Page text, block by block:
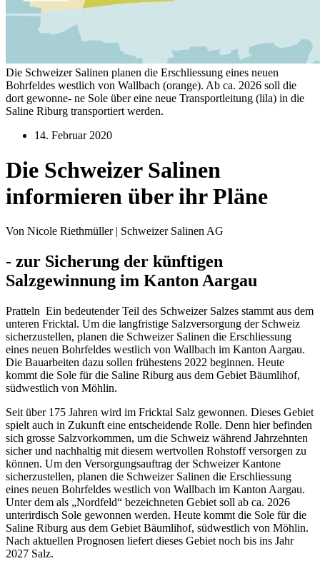
Die Schweizer Salinen planen die Erschliessung eines neuen
Bohrfeldes westlich von Wallbach (orange). Ab ca. 2026 soll die
dort gewonne- ne Sole über eine neue Transportleitung (lila) in die
Saline Riburg transportiert werden.
14. Februar 2020
Die Schweizer Salinen
informieren über ihr Pläne
Von Nicole Riethmüller | Schweizer Salinen AG
- zur Sicherung der künftigen
Salzgewinnung im Kanton Aargau
Pratteln Ein bedeutender Teil des Schweizer Salzes stammt aus dem
unteren Fricktal. Um die langfristige Salzversorgung der Schweiz
sicherzustellen, planen die Schweizer Salinen die Erschliessung
eines neuen Bohrfeldes westlich von Wallbach im Kanton Aargau.
Die Bauarbeiten dazu sollen frühestens 2022 beginnen. Heute
kommt die Sole für die Saline Riburg aus dem Gebiet Bäumlihof,
südwestlich von Möhlin.
Seit über 175 Jahren wird im Fricktal Salz gewonnen. Dieses Gebiet
spielt auch in Zukunft eine entscheidende Rolle. Denn hier befinden
sich grosse Salzvorkommen, um die Schweiz während Jahrzehnten
sicher und nachhaltig mit diesem wertvollen Rohstoff versorgen zu
können. Um den Versorgungsauftrag der Schweizer Kantone
sicherzustellen, planen die Schweizer Salinen die Erschliessung
eines neuen Bohrfeldes westlich von Wallbach im Kanton Aargau.
Unter dem als „Nordfeld“ bezeichneten Gebiet soll ab ca. 2026
unterirdisch Sole gewonnen werden. Heute kommt die Sole für die
Saline Riburg aus dem Gebiet Bäumlihof, südwestlich von Möhlin.
Nach aktuellen Prognosen liefert dieses Gebiet noch bis ins Jahr
2027 Salz.